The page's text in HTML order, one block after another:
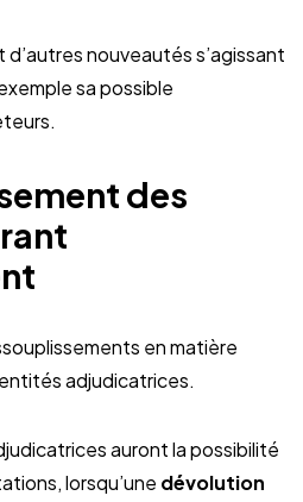
nouveautés s’agissant
sa possible
des
en matière
adjudicatrices.
auront la possibilité
lorsqu’une dévolution